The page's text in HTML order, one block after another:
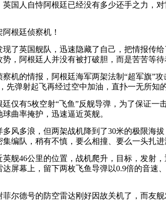
人自恃阿根廷已经没有多少还手之力，对
根廷侦察机！
英国舰队，迅速隐藏了自己，把情报传给
，阿根廷人并没有被打破胆，而是苦苦等待
的情报，阿根廷海军两架法制“超军旗”攻
先弹射起飞再经过空中加油，直扑一无所知
有5枚空射“飞鱼”反舰导弹，为了保证一
曲率掩护，迅速逼近英舰。
多浪，但两架战机降到了30米的极限海拔
编队，稍有不慎，要么相撞、要么一头扎进
46公里的位置，战机爬升，目标，发射，
达屏幕上，留下两枚飞鱼导弹以0.9倍的音速
德号的防空雷达刚好因故关机了，而友舰